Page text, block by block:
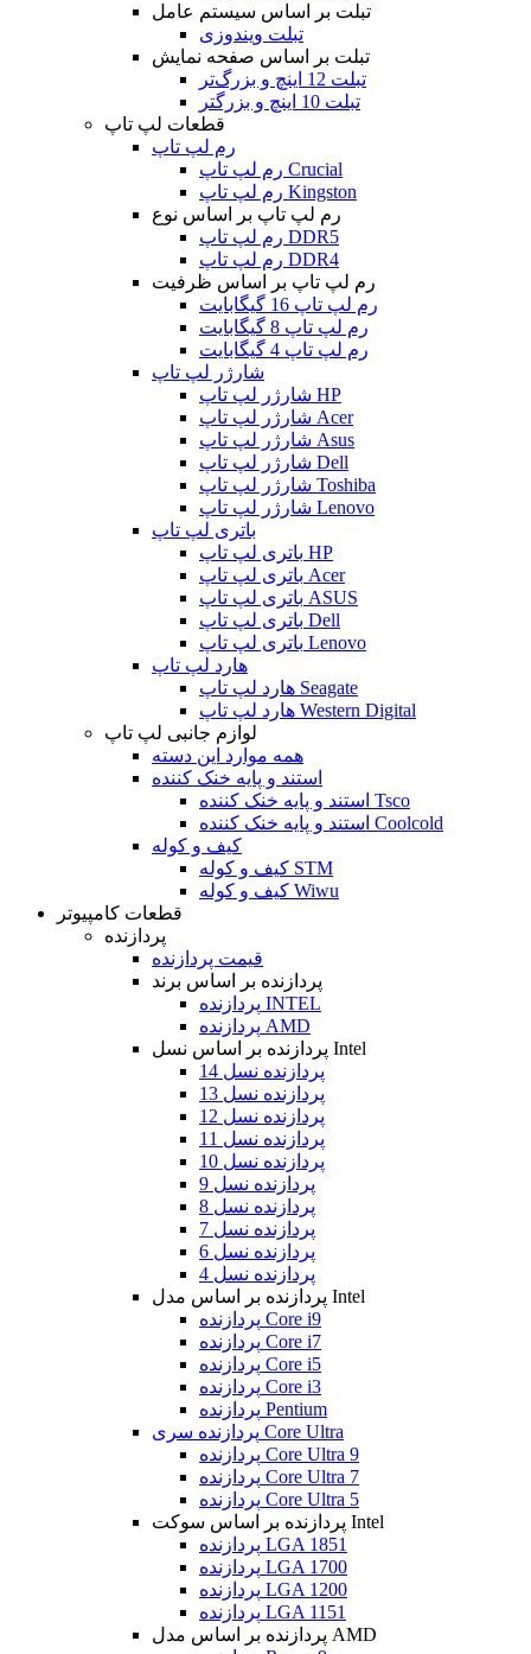
تبلت بر اساس سیستم عامل
تبلت ویندوزی
تبلت بر اساس صفحه نمایش
تبلت 12 اینچ و بزرگ‌تر
تبلت 10 اینچ و بزرگتر
قطعات لپ تاپ
رم لپ تاپ
رم لپ تاپ Crucial
رم لپ تاپ Kingston
رم لپ تاپ بر اساس نوع
رم لپ تاپ DDR5
رم لپ تاپ DDR4
رم لپ تاپ بر اساس ظرفیت
رم لپ تاپ 16 گیگابایت
رم لپ تاپ 8 گیگابایت
رم لپ تاپ 4 گیگابایت
شارژر لپ تاپ
شارژر لپ تاپ HP
شارژر لپ تاپ Acer
شارژر لپ تاپ Asus
شارژر لپ تاپ Dell
شارژر لپ تاپ Toshiba
شارژر لپ تاپ Lenovo
باتری لپ تاپ
باتری لپ تاپ HP
باتری لپ تاپ Acer
باتری لپ تاپ ASUS
باتری لپ تاپ Dell
باتری لپ تاپ Lenovo
هارد لپ تاپ
هارد لپ تاپ Seagate
هارد لپ تاپ Western Digital
لوازم جانبی لپ تاپ
همه موارد این دسته
استند و پایه خنک کننده
استند و پایه خنک کننده Tsco
استند و پایه خنک کننده Coolcold
کیف و کوله
کیف و کوله STM
کیف و کوله Wiwu
قطعات کامپیوتر
پردازنده
قیمت پردازنده
پردازنده بر اساس برند
پردازنده INTEL
پردازنده AMD
پردازنده بر اساس نسل Intel
پردازنده نسل 14
پردازنده نسل 13
پردازنده نسل 12
پردازنده نسل 11
پردازنده نسل 10
پردازنده نسل 9
پردازنده نسل 8
پردازنده نسل 7
پردازنده نسل 6
پردازنده نسل 4
پردازنده بر اساس مدل Intel
پردازنده Core i9
پردازنده Core i7
پردازنده Core i5
پردازنده Core i3
پردازنده Pentium
پردازنده سری Core Ultra
پردازنده Core Ultra 9
پردازنده Core Ultra 7
پردازنده Core Ultra 5
پردازنده بر اساس سوکت Intel
پردازنده LGA 1851
پردازنده LGA 1700
پردازنده LGA 1200
پردازنده LGA 1151
پردازنده بر اساس مدل AMD